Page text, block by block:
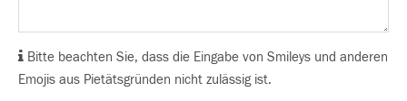
Bitte beachten Sie, dass die Eingabe von Smileys und anderen
Emojis aus Pietätsgründen nicht zulässig ist.